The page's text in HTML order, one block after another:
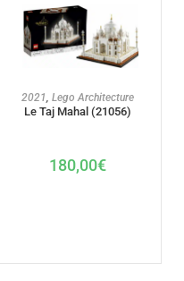
AJOUTER AU PANIER
2021, Lego Architecture
Le Taj Mahal (21056)
180,00€